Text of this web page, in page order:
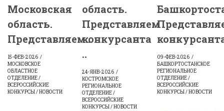
Московская
область.
Представляем..
15-ФЕВ-2026
МОСКОВСКОЕ
ОБЛАСТНОЕ
ОТДЕЛЕНИЕ /
ВСЕРОССИЙСКИЕ
КОНКУРСЫ / НОВОСТИ
область.
Представляем
конкурсанта
..
24-ЯНВ-2026
КОСТРОМСКОЕ
РЕГИОНАЛЬНОЕ
ОТДЕЛЕНИЕ /
ВСЕРОССИЙСКИЕ
КОНКУРСЫ / НОВОСТИ
09-ФЕВ-2026
БАШКОРТОСТАНСКОЕ
РЕГИОНАЛЬНОЕ
ОТДЕЛЕНИЕ /
ВСЕРОССИЙСКИЕ
КОНКУРСЫ / НОВОСТИ